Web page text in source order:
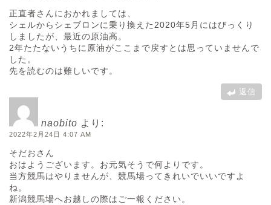
正直者さんにおかれましては、
シェルからシェブロンに乗り換えた2020年5月にはびっくり
しましたが、最近の原油高。
2年たたないうちに原油がここまで戻すとは思っていませんで
した。
先を読むのは難しいです。
返信
naobito より:
2022年2月24日 4:07 AM
そだおさん
おはようございます。お元気そうで何よりです。
当方競馬はやりませんが、競馬場ってきれいでいいですよ
ね。
新潟競馬場へお越しの際はご一報ください。